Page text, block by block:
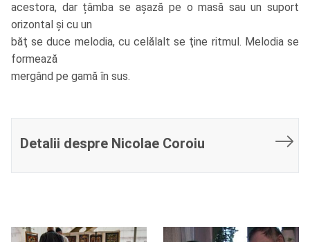
acestora, dar țâmba se așază pe o masă sau un suport
orizontal și cu un
băţ se duce melodia, cu celălalt se ţine ritmul. Melodia se
formează
mergând pe gamă în sus.
Detalii despre Nicolae Coroiu